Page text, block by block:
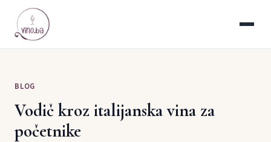
BLOG
Vodič kroz italijanska vina za
početnike